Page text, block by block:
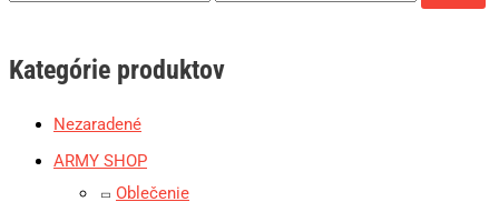
Kategórie produktov
Nezaradené
ARMY SHOP
Oblečenie